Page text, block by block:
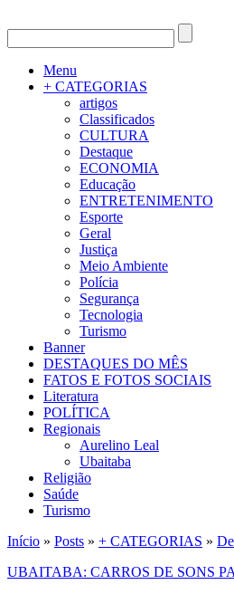
Menu
+ CATEGORIAS
artigos
Classificados
CULTURA
Destaque
ECONOMIA
Educação
ENTRETENIMENTO
Esporte
Geral
Justiça
Meio Ambiente
Polícia
Segurança
Tecnologia
Turismo
Banner
DESTAQUES DO MÊS
FATOS E FOTOS SOCIAIS
Literatura
POLÍTICA
Regionais
Aurelino Leal
Ubaitaba
Religião
Saúde
Turismo
Início » Posts » + CATEGORIAS »
UBAITABA: CARROS DE SONS